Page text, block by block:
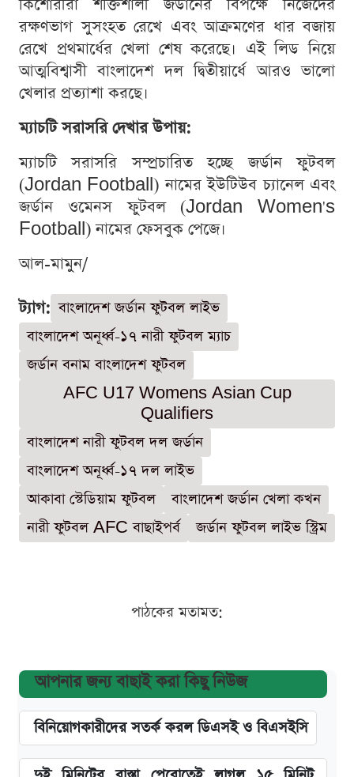
কিশোরীরা শক্তিশালী জর্ডানের বিপক্ষে নিজেদের
রক্ষণভাগ সুসংহত রেখে এবং আক্রমণের ধার বজায়
রেখে প্রথমার্ধের খেলা শেষ করেছে। এই লিড নিয়ে
আত্মবিশ্বাসী বাংলাদেশ দল দ্বিতীয়ার্ধে আরও ভালো
খেলার প্রত্যাশা করছে।
ম্যাচটি সরাসরি দেখার উপায়:
ম্যাচটি সরাসরি সম্প্রচারিত হচ্ছে জর্ডান ফুটবল
(Jordan Football) নামের ইউটিউব চ্যানেল এবং
জর্ডান ওমেনস ফুটবল (Jordan Women's
Football) নামের ফেসবুক পেজে।
আল-মামুন/
ট্যাগ: বাংলাদেশ জর্ডান ফুটবল লাইভ
বাংলাদেশ অনূর্ধ্ব-১৭ নারী ফুটবল ম্যাচ
জর্ডান বনাম বাংলাদেশ ফুটবল
AFC U17 Womens Asian Cup
Qualifiers
বাংলাদেশ নারী ফুটবল দল জর্ডান
বাংলাদেশ অনূর্ধ্ব-১৭ দল লাইভ
আকাবা স্টেডিয়াম ফুটবল
বাংলাদেশ জর্ডান খেলা কখন
নারী ফুটবল AFC বাছাইপর্ব
জর্ডান ফুটবল লাইভ স্ট্রিম
পাঠকের মতামত:
আপনার জন্য বাছাই করা কিছু নিউজ
বিনিয়োগকারীদের সতর্ক করল ডিএসই ও বিএসইসি